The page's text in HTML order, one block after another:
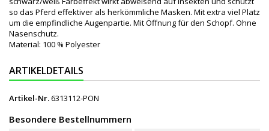
so das Pferd effektiver als herkömmliche Masken. Mit extra viel Platz
um die empfindliche Augenpartie. Mit Öffnung für den Schopf. Ohne
Nasenschutz.
Material: 100 % Polyester
ARTIKELDETAILS
Artikel-Nr.6313112-PON
Besondere Bestellnummern